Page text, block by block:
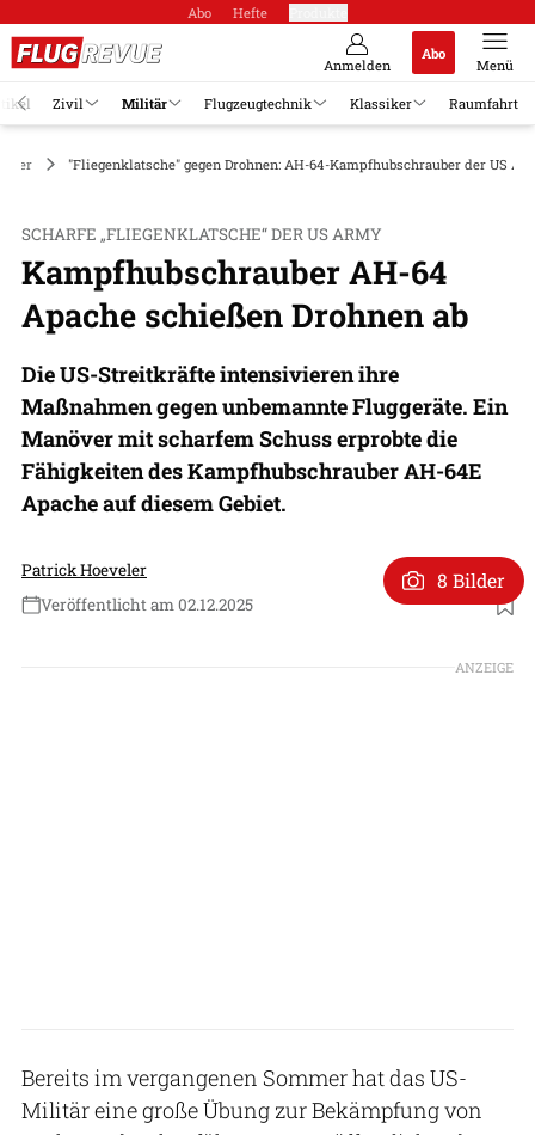
Abo Hefte
Anmelden
Abo
Menü
Zivil Militär Flugzeugtechnik Klassiker Raumfahrt
"Fliegenklatsche" gegen Drohnen: AH-64-Kampfhubschrauber der US
SCHARFE „FLIEGENKLATSCHE“ DER US ARMY
Kampfhubschrauber AH-64
Apache schießen Drohnen ab
Die US-Streitkräfte intensivieren ihre
Maßnahmen gegen unbemannte Fluggeräte. Ein
Manöver mit scharfem Schuss erprobte die
Fähigkeiten des Kampfhubschrauber AH-64E
Apache auf diesem Gebiet.
Patrick Hoeveler
Veröffentlicht am 02.12.2025
Foto: US Army
8 Bilder
ANZEIGE
Bereits im vergangenen Sommer hat das US-
Militär eine große Übung zur Bekämpfung von